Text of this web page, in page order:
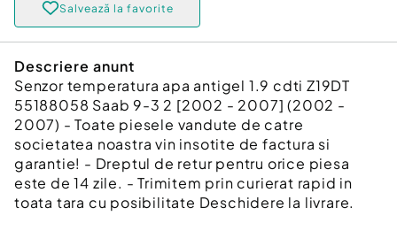
Salvează la favorite
Descriere anunt
Senzor temperatura apa antigel 1.9 cdti Z19DT
55188058 Saab 9-3 2 [2002 - 2007] (2002 -
2007) - Toate piesele vandute de catre
societatea noastra vin insotite de factura si
garantie! - Dreptul de retur pentru orice piesa
este de 14 zile. - Trimitem prin curierat rapid in
toata tara cu posibilitate Deschidere la livrare.